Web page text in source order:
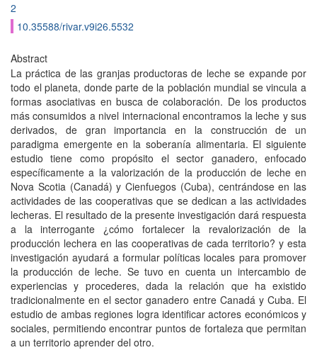
2
10.35588/rivar.v9i26.5532
Abstract
La práctica de las granjas productoras de leche se expande por
todo el planeta, donde parte de la población mundial se vincula a
formas asociativas en busca de colaboración. De los productos
más consumidos a nivel internacional encontramos la leche y sus
derivados, de gran importancia en la construcción de un
paradigma emergente en la soberanía alimentaria. El siguiente
estudio tiene como propósito el sector ganadero, enfocado
específicamente a la valorización de la producción de leche en
Nova Scotia (Canadá) y Cienfuegos (Cuba), centrándose en las
actividades de las cooperativas que se dedican a las actividades
lecheras. El resultado de la presente investigación dará respuesta
a la interrogante ¿cómo fortalecer la revalorización de la
producción lechera en las cooperativas de cada territorio? y esta
investigación ayudará a formular políticas locales para promover
la producción de leche. Se tuvo en cuenta un intercambio de
experiencias y procederes, dada la relación que ha existido
tradicionalmente en el sector ganadero entre Canadá y Cuba. El
estudio de ambas regiones logra identificar actores económicos y
sociales, permitiendo encontrar puntos de fortaleza que permitan
a un territorio aprender del otro.